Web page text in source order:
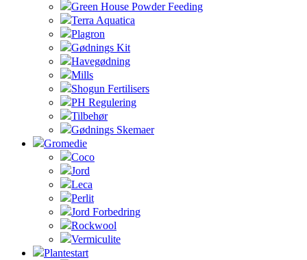
Green House Powder Feeding
Terra Aquatica
Plagron
Gødnings Kit
Havegødning
Mills
Shogun Fertilisers
PH Regulering
Tilbehør
Gødnings Skemaer
Gromedie
Coco
Jord
Leca
Perlit
Jord Forbedring
Rockwool
Vermiculite
Plantestart